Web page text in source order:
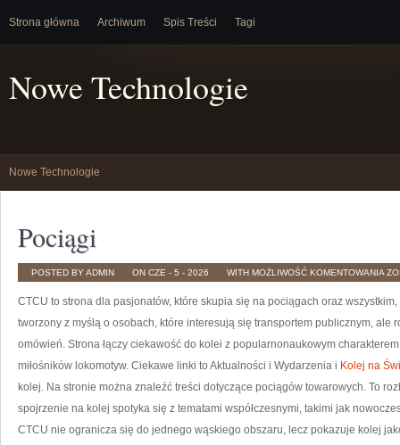
Strona główna Archiwum Spis Treści Tagi
Nowe Technologie
Nowe Technologie
Pociągi
POSTED BY ADMIN ON CZE - 5 - 2026 WITH MOŻLIWOŚĆ KOMENTOWANIA
CTCU to strona dla pasjonatów, które skupia się na pociągach oraz
tworzony z myślą o osobach, które interesują się transportem publicznym, ale
omówień. Strona łączy ciekawość do kolei z popularnonaukowym
miłośników lokomotyw. Ciekawe linki to Aktualności i Wydarzenia i Kolej na
kolej. Na stronie można znaleźć treści dotyczące pociągów towarowych. To
spojrzenie na kolej spotyka się z tematami współczesnymi, takimi jak
CTCU nie ogranicza się do jednego wąskiego obszaru, lecz pokazuje kolej